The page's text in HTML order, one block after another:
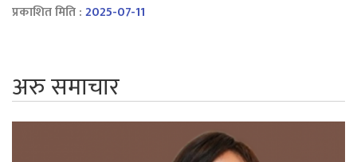
प्रकाशित मिति :2025-07-11
अरु समाचार